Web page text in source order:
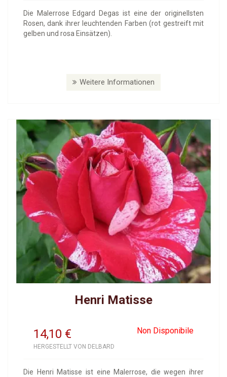
Die Malerrose Edgard Degas ist eine der originellsten
Rosen, dank ihrer leuchtenden Farben (rot gestreift mit
gelben und rosa Einsätzen).
Weitere Informationen
Henri Matisse
14,10 Non Disponibile
€
HERGESTELLT VON DELBARD
Die Henri Matisse ist eine Malerrose, die wegen ihrer